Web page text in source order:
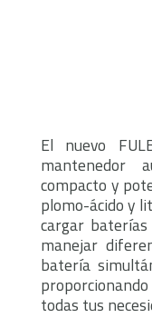
El nuevo
mantenedor
compacto y
plomo-ácido y
cargar
manejar
batería
todas tus